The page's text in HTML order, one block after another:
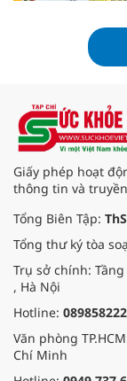
Giấy phép hoạt
thông tin và
Tổng Biên Tập:
Tổng thư ký tòa
Trụ sở chính:
, Hà Nội
Hotline:
Văn phòng
Chí Minh